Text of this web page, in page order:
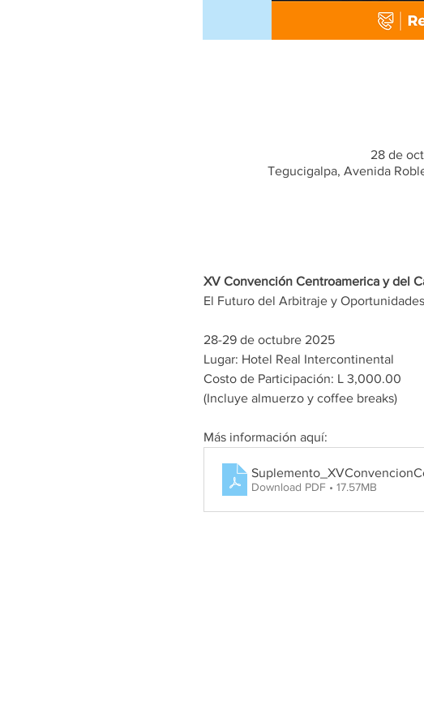
28 de
Tegucigalpa, Avenida
XV Convención Centroamerica y del
El Futuro del Arbitraje y
28-29 de octubre 2025
Lugar: Hotel Real Intercontinental
Costo de Participación: L 3,000.00
(Incluye almuerzo y coffee breaks)
Más información aquí:
Download PDF • 17.57MB